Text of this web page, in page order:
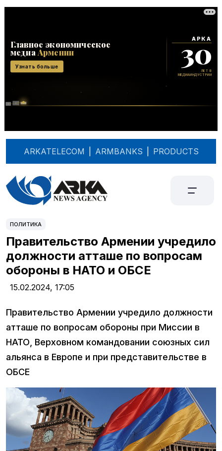
ARKATELECOM ARMBANKS PRODUCTS
ПОЛИТИКА
Правительство Армении учредило
должности атташе по вопросам
обороны в НАТО и ОБСЕ
15.02.2024, 17:05
Правительство Армении учредило должности
атташе по вопросам обороны при Миссии в
НАТО, Верховном командовании союзных сил
альянса в Европе и при представительстве в
ОБСЕ